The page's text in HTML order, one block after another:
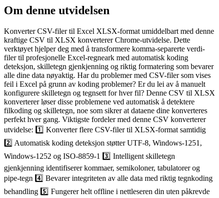
Om denne utvidelsen
Konverter CSV-filer til Excel XLSX-format umiddelbart med denne
kraftige CSV til XLSX konverterer Chrome-utvidelse. Dette
verktøyet hjelper deg med å transformere komma-separerte verdi-
filer til profesjonelle Excel-regneark med automatisk koding
deteksjon, skilletegn gjenkjenning og riktig formatering som bevarer
alle dine data nøyaktig. Har du problemer med CSV-filer som vises
feil i Excel på grunn av koding problemer? Er du lei av å manuelt
konfigurere skilletegn og tegnsett for hver fil? Denne CSV til XLSX
konverterer løser disse problemene ved automatisk å detektere
filkoding og skilletegn, noe som sikrer at dataene dine konverteres
perfekt hver gang. Viktigste fordeler med denne CSV konverterer
utvidelse: 1️⃣ Konverter flere CSV-filer til XLSX-format samtidig
2️⃣ Automatisk koding deteksjon støtter UTF-8, Windows-1251,
Windows-1252 og ISO-8859-1 3️⃣ Intelligent skilletegn
gjenkjenning identifiserer kommaer, semikoloner, tabulatorer og
pipe-tegn 4️⃣ Bevarer integriteten av alle data med riktig tegnkoding
behandling 5️⃣ Fungerer helt offline i nettleseren din uten påkrevde